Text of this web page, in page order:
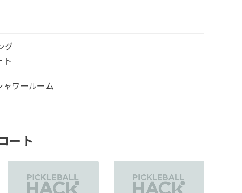
グ
ト
ャワールーム
ート